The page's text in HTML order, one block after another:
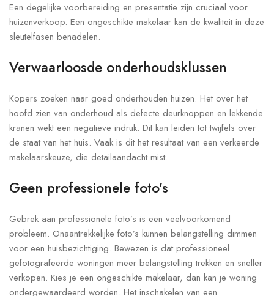
Een degelijke voorbereiding en presentatie zijn cruciaal voor
huizenverkoop. Een ongeschikte makelaar kan de kwaliteit in deze
sleutelfasen benadelen.
Verwaarloosde onderhoudsklussen
Kopers zoeken naar goed onderhouden huizen. Het over het
hoofd zien van onderhoud als defecte deurknoppen en lekkende
kranen wekt een negatieve indruk. Dit kan leiden tot twijfels over
de staat van het huis. Vaak is dit het resultaat van een verkeerde
makelaarskeuze, die detailaandacht mist.
Geen professionele foto’s
Gebrek aan professionele foto’s is een veelvoorkomend
probleem. Onaantrekkelijke foto’s kunnen belangstelling dimmen
voor een huisbezichtiging. Bewezen is dat professioneel
gefotografeerde woningen meer belangstelling trekken en sneller
verkopen. Kies je een ongeschikte makelaar, dan kan je woning
ondergewaardeerd worden. Het inschakelen van een